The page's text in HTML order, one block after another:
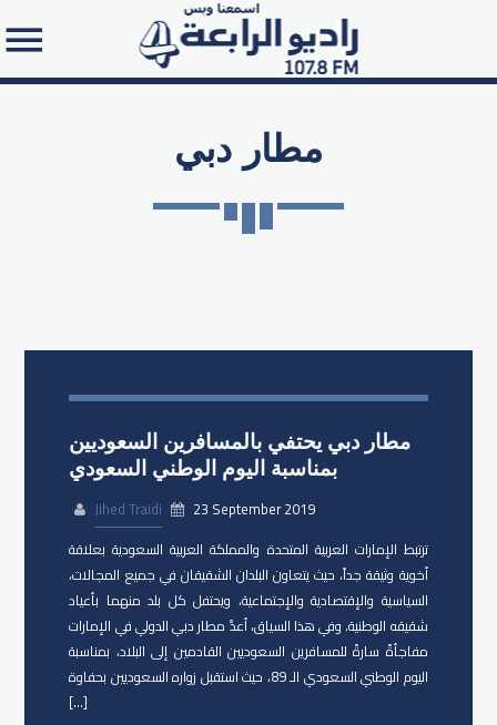
مطار دبي
مطار دبي يحتفي بالمسافرين السعوديين
بمناسبة اليوم الوطني السعودي
Jihed Traidi
23 September 2019
ترتبط الإمارات العربية المتحدة والمملكة العربية السعودية بعلاقة
أخوية وثيقة جداً، حيث يتعاون البلدان الشقيقان في جميع المجالات،
السياسية والإقتصادية والإجتماعية، ويحتفل كل بلد منهما بأعياد
شقيقه الوطنية. وفي هذا السياق، أعدَّ مطار دبي الدولي في الإمارات
مفاجأةً سارةً للمسافرين السعوديين القادمين إلى البلاد، بمناسبة
اليوم الوطني السعودي الـ 89، حيث استقبل زواره السعوديين بحفاوة
[…]